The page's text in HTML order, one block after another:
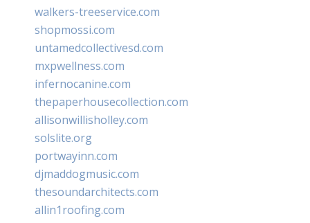
walkers-treeservice.com
shopmossi.com
untamedcollectivesd.com
mxpwellness.com
infernocanine.com
thepaperhousecollection.com
allisonwillisholley.com
solslite.org
portwayinn.com
djmaddogmusic.com
thesoundarchitects.com
allin1roofing.com